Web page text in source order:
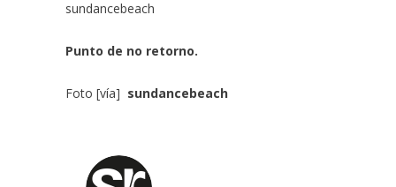
Punto de no retorno.
Foto [vía] sundancebeach